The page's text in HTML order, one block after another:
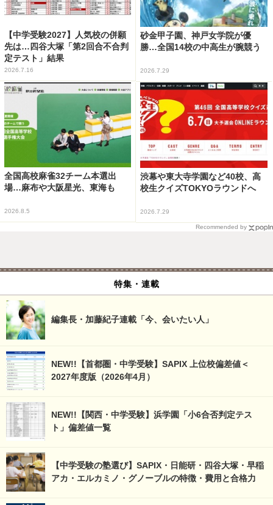
【中学受験2027】人気校の併願
先は…四谷大塚「第2回合不合判
定テスト」結果
2026.7.16
砂金甲子園、神戸女学院が優
勝…全国14校の中高生が腕競う
2026.7.29
全国高校麻雀32チーム本選出
場…麻布や大阪星光、東海も
2026.8.5
渋幕や東大寺学園など40校、高
校生クイズTOKYOラウンドへ
2026.7.29
Recommended by
特集・連載
編集長・加藤紀子連載「今、会いたい人」
NEW!!【首都圏・中学受験】SAPIX 上位校偏差値＜
2027年度版（2026年4月）
NEW!!【関西・中学受験】浜学園「小6合否判定テス
ト」偏差値一覧
【中学受験の塾選び】SAPIX・日能研・四谷大塚・早稲
アカ・エルカミノ・グノーブルの特徴・費用と合格力